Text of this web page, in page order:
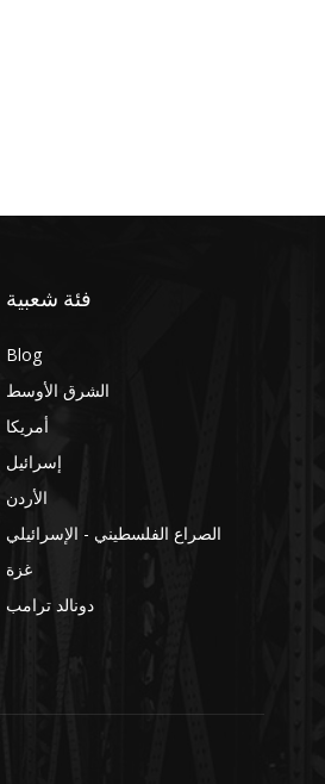
فئة شعبية
Blog
الشرق الأوسط
أمريكا
إسرائيل
الأردن
الصراع الفلسطيني - الإسرائيلي
غزة
دونالد ترامب